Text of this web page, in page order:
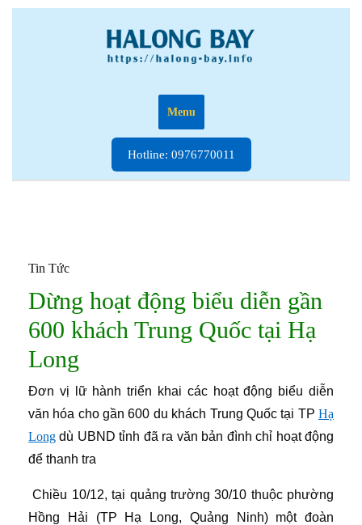
Menu
Hotline: 0976770011
0976770011
Tin Tức
Dừng hoạt động biểu diễn gần
600 khách Trung Quốc tại Hạ
Long
Đơn vị lữ hành triển khai các hoạt động biểu diễn
văn hóa cho gần 600 du khách Trung Quốc tại TP Hạ
Long dù UBND tỉnh đã ra văn bản đình chỉ hoạt động
để thanh tra
Chiều 10/12, tại quảng trường 30/10 thuộc phường
Hồng Hải (TP Hạ Long, Quảng Ninh) một đoàn